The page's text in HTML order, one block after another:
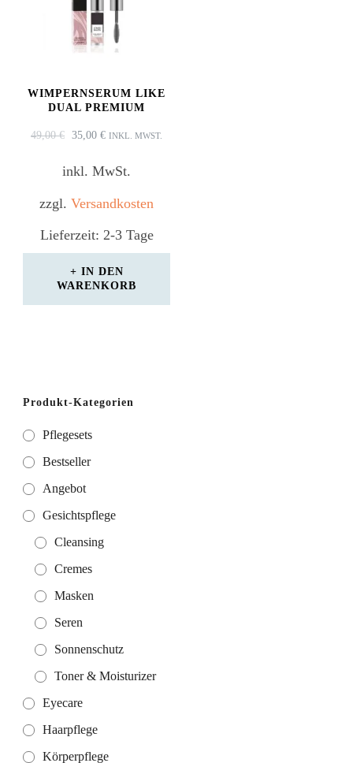
WIMPERNSERUM LIKE
DUAL PREMIUM
49,00€ URSPRÜNGLICHER
WAR:
35,00€AKTUELLER
IST:
INKL. MWST.
inkl. MwSt.
zzgl.Versandkosten
Lieferzeit: 2-3 Tage
IN DEN
WARENKORB
Produkt-Kategorien
Pflegesets
Bestseller
Angebot
Gesichtspflege
Cleansing
Cremes
Masken
Seren
Sonnenschutz
Toner & Moisturizer
Eyecare
Haarpflege
Körperpflege